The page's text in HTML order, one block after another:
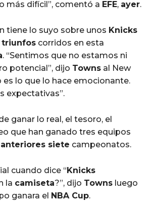
más difícil”, comentó a EFE, ayer.
tiene lo suyo sobre unos Knicks
triunfos corridos en esta
. “Sentimos que no estamos ni
potencial”, dijo Towns al New
es lo que lo hace emocionante.
expectativas”.
ganar lo real, el tesoro, el
que han ganado tres equipos
anteriores siete campeonatos.
cuando dice “Knicks
la camiseta?”, dijo Towns luego
ganara el NBA Cup.